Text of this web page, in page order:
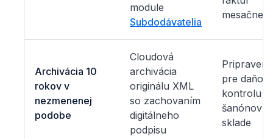
module
Subdodávatelia
mesačne
Archivácia 10
rokov v
nezmenenej
podobe
Cloudová
archivácia
originálu XML
so zachovaním
digitálneho
podpisu
Pripravené
pre
kontrolu
šanónov v
sklade